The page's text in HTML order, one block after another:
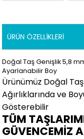
ÜRÜN ÖZELLIKLERI
Doğal Taş Genişlik 5,8
Ayarlanabilir Boy
Ürünümüz Doğal
Ağırlıklarında ve
Gösterebilir
TÜM
GÜVENCEMİZ